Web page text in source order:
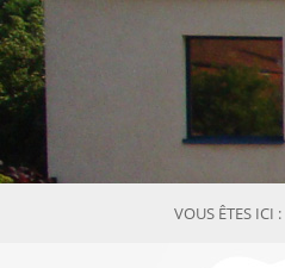
VOUS ÊTES ICI :